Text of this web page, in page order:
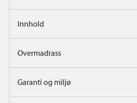
Innhold
Overmadrass
Garanti og miljø